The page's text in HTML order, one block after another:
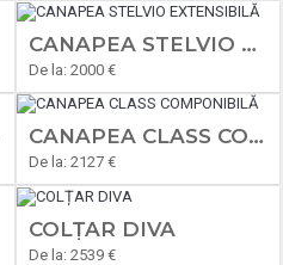
CANAPEA STELVIO EXTENSIBILĂ
De la: 2000 €
CANAPEA CLASS COMPONIBILĂ
De la: 2127 €
COLȚAR DIVA
De la: 2539 €